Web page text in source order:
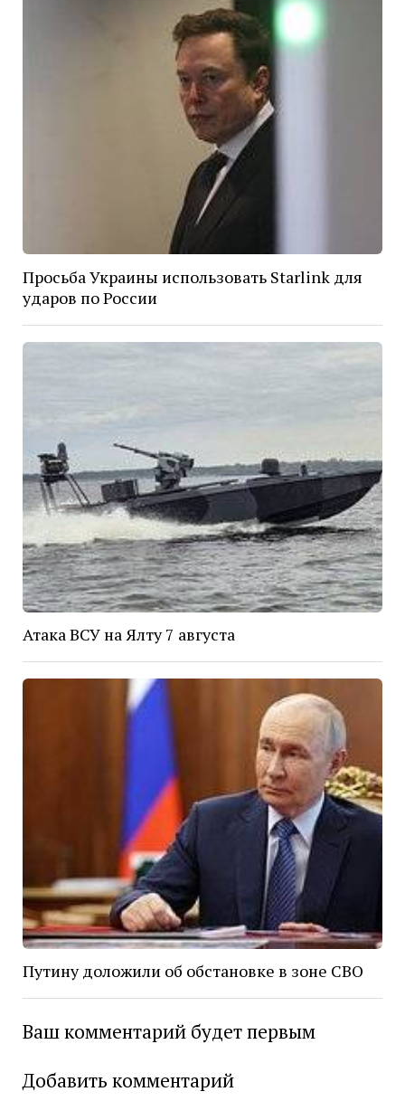
Просьба Украины использовать Starlink для
ударов по России
Атака ВСУ на Ялту 7 августа
Путину доложили об обстановке в зоне СВО
Ваш комментарий будет первым
Добавить комментарий